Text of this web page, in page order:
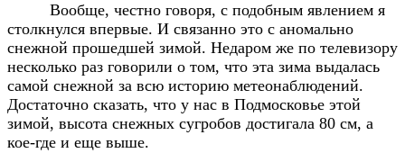
Вообще, честно говоря, с подобным явлением я
столкнулся впервые. И связанно это с аномально
снежной прошедшей зимой. Недаром же по телевизору
несколько раз говорили о том, что эта зима выдалась
самой снежной за всю историю метеонаблюдений.
Достаточно сказать, что у нас в Подмосковье этой
зимой, высота снежных сугробов достигала 80 см, а
кое-где и еще выше.